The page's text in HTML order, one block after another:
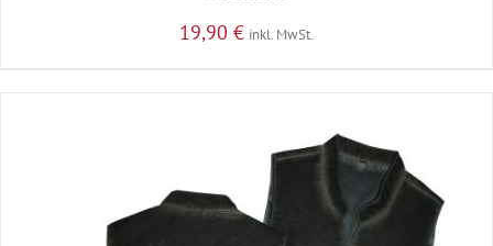
19,90 € inkl. MwSt.